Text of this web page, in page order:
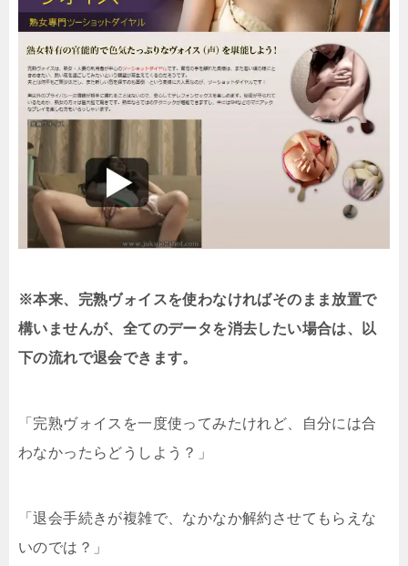
※本来、完熟ヴォイスを使わなければそのまま放置で
構いませんが、全てのデータを消去したい場合は、以
下の流れで退会できます。
「完熟ヴォイスを一度使ってみたけれど、自分には合
わなかったらどうしよう？」
「退会手続きが複雑で、なかなか解約させてもらえな
いのでは？」